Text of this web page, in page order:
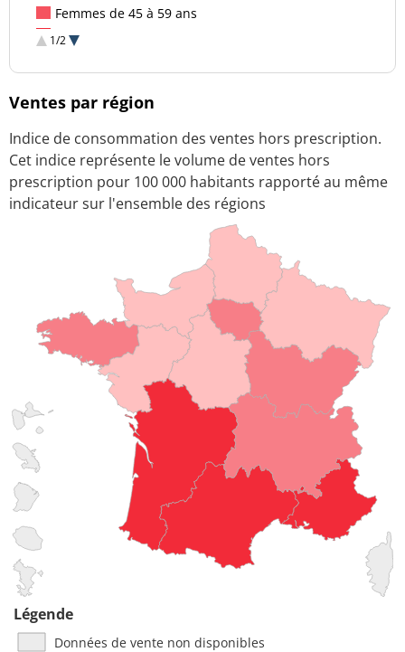
Femmes de 45 à 59 ans
Femmes de 60 à 74 ans
1/2
Ventes par région
Indice de consommation des ventes hors prescription.
Cet indice représente le volume de ventes hors
prescription pour 100 000 habitants rapporté au même
indicateur sur l'ensemble des régions
Légende
Données de vente non disponibles